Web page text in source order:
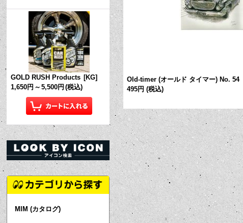
GOLD RUSH Products [KG]
1,650円 ～ 5,500円 (税込)
MIM (カタログ)
ワイト L 20×14cm [RD001WH Old-timer (オールド タイマー) No. 54
495円 (税込)